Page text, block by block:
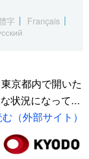
Русский
字
Français
京都内で開いた
状況になって...
（外部サイト）